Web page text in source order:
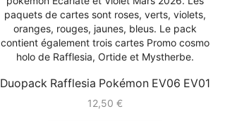
Duopack Rafflesia Pokémon EV06 EV01
12,50 €